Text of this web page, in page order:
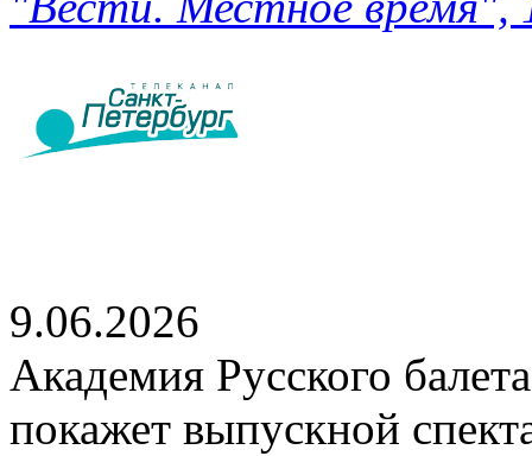
9.06.2026
Академия Русского
покажет выпускной